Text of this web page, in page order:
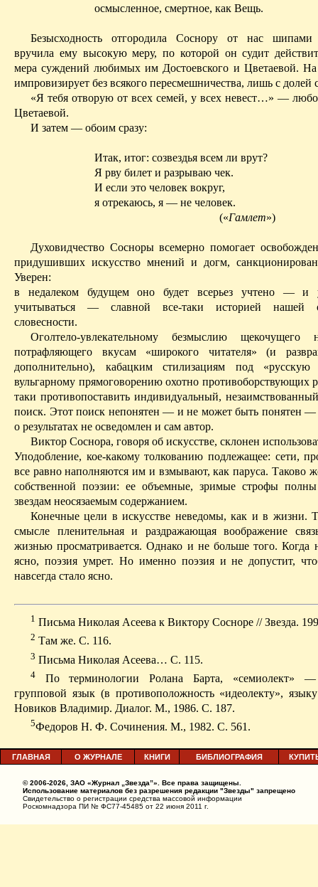
осмысленное, смертное, как Вещь.
Безысходность отгородила Соснору от нас шипами
вручила ему высокую меру, по которой он судит
мера суждений любимых им Достоевского и Цветаевой.
импровизирует без всякого пересмешничества, лишь с долей
«Я тебя отворую от всех семей, у всех невест…» —
Цветаевой.
И затем — обоим сразу:
Итак, итог: созвездья всем ли врут?
Я рву билет и разрываю чек.
И если это человек вокруг,
я отрекаюсь, я — не человек.
(«Гамлет»)
Духовидчество Сосноры всемерно помогает
придушивших искусство мнений и догм,
Уверен:
в недалеком будущем оно будет всерьез учтено — и
учитываться — славной все-таки историей нашей
словесности.
Оголтело-увлекательному безмыслию щекочущего
потрафляющего вкусам «широкого читателя» (и
дополнительно), кабацким стилизациям под «русскую
вульгарному прямоговорению охотно противоборствующих
таки противопоставить индивидуальный,
поиск. Этот поиск непонятен — и не может быть понятен
о результатах не осведомлен и сам автор.
Виктор Соснора, говоря об искусстве, склонен
Уподобление, кое-какому толкованию подлежащее: сети,
все равно наполняются им и взмывают, как паруса. Таково
собственной поэзии: ее объемные, зримые строфы
звездам неосязаемым содержанием.
Конечные цели в искусстве неведомы, как и в жизни.
смысле пленительная и раздражающая воображение
жизнью просматривается. Однако и не больше того. Когда
ясно, поэзия умрет. Но именно поэзия и не допустит,
навсегда стало ясно.
1 Письма Николая Асеева к Виктору Сосноре // Звезда.
2 Там же. С. 116.
3 Письма Николая Асеева… С. 115.
4По терминологии Ролана Барта, «семиолект» —
групповой язык (в противоположность «идеолекту»,
Новиков Владимир. Диалог. М., 1986. С. 187.
5Федоров Н. Ф. Сочинения. М., 1982. С. 561.
ГЛАВНАЯ О ЖУРНАЛЕ КНИГИ БИБЛИОГРАФИЯ
© 2006-2026, ЗАО «Журнал „Звезда”». Все права защищены.
Использование материалов без разрешения редакции "Звезды" запрещено
Свидетельство о регистрации средства массовой информации
Роскомнадзора ПИ № ФС77-45485 от 22 июня 2011 г.